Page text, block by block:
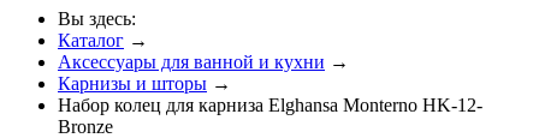
Вы здесь:
Каталог →
Аксессуары для ванной и кухни →
Карнизы и шторы →
Набор колец для карниза Elghansa Monterno HK-12-
Bronze